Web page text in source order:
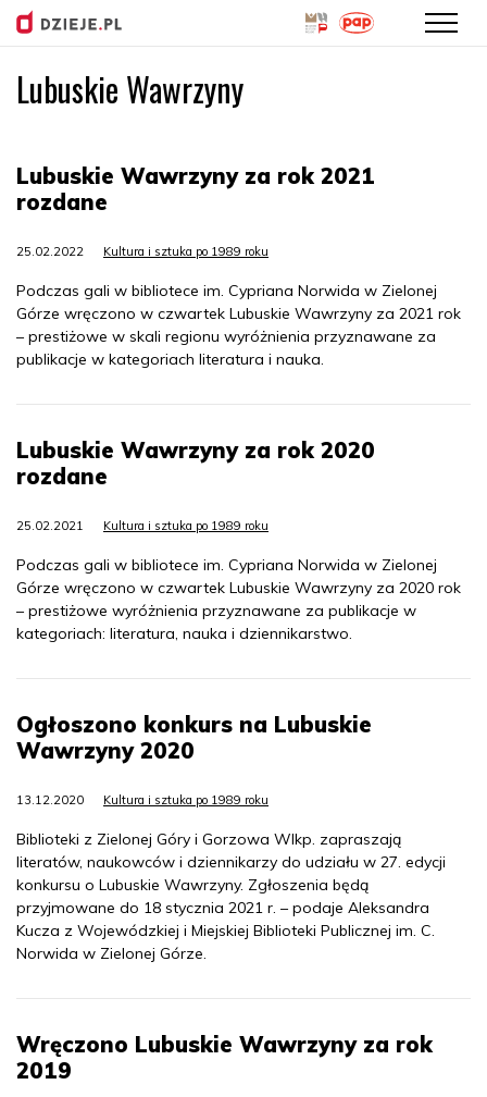
Lubuskie Wawrzyny
Lubuskie Wawrzyny za rok 2021
rozdane
25.02.2022 Kultura i sztuka po 1989 roku
Podczas gali w bibliotece im. Cypriana Norwida w Zielonej
Górze wręczono w czwartek Lubuskie Wawrzyny za 2021 rok
– prestiżowe w skali regionu wyróżnienia przyznawane za
publikacje w kategoriach literatura i nauka.
Lubuskie Wawrzyny za rok 2020
rozdane
25.02.2021 Kultura i sztuka po 1989 roku
Podczas gali w bibliotece im. Cypriana Norwida w Zielonej
Górze wręczono w czwartek Lubuskie Wawrzyny za 2020 rok
– prestiżowe wyróżnienia przyznawane za publikacje w
kategoriach: literatura, nauka i dziennikarstwo.
Ogłoszono konkurs na Lubuskie
Wawrzyny 2020
13.12.2020 Kultura i sztuka po 1989 roku
Biblioteki z Zielonej Góry i Gorzowa Wlkp. zapraszają
literatów, naukowców i dziennikarzy do udziału w 27. edycji
konkursu o Lubuskie Wawrzyny. Zgłoszenia będą
przyjmowane do 18 stycznia 2021 r. – podaje Aleksandra
Kucza z Wojewódzkiej i Miejskiej Biblioteki Publicznej im. C.
Norwida w Zielonej Górze.
Wręczono Lubuskie Wawrzyny za rok
2019